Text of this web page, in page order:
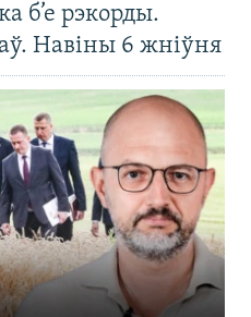
б’е рэкорды.
Навіны 6 жніўня